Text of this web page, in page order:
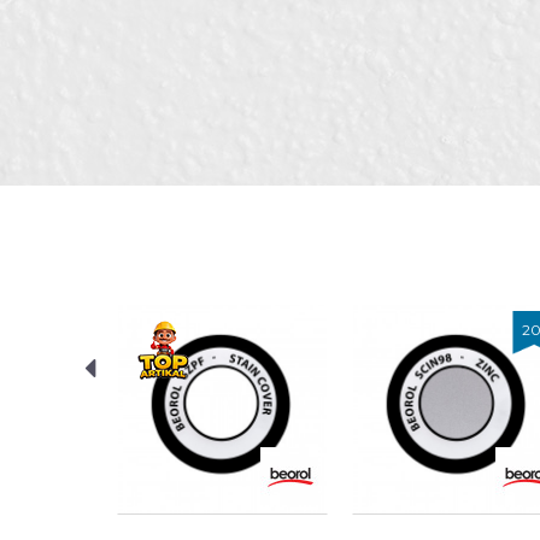
temperaturu
Anti-spam zaštita -
POŠALJI
20